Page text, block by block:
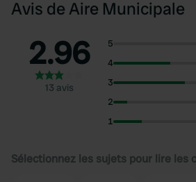
Avis de Aire Municipale
2.96
13 avis
5
4
3
2
1
Sélectionnez les sujets pour lire les